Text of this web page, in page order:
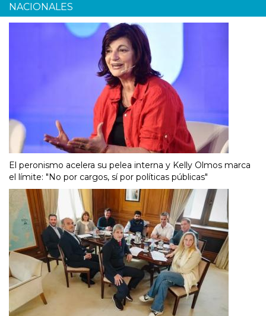
NACIONALES
El peronismo acelera su pelea interna y Kelly Olmos marca
el límite: "No por cargos, sí por políticas públicas"